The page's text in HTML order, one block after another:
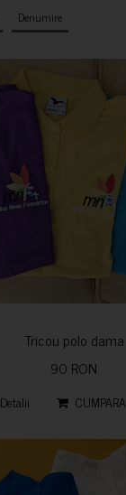
Denumire
Tricou polo dama
90 RON
Detalii CUMPARA